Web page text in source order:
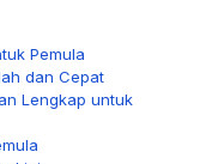
Pemula
dan Cepat
Lengkap untuk